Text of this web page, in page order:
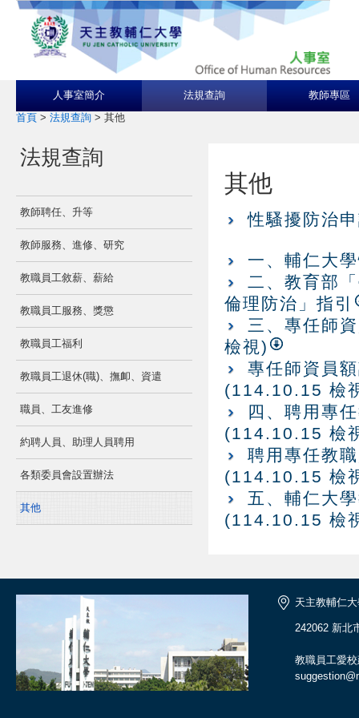
人事室簡介 法規查詢 教師專區
首頁 > 法規查詢 > 其他
法規查詢
教師聘任、升等
教師服務、進修、研究
教職員工敘薪、薪給
教職員工服務、獎懲
教職員工福利
教職員工退休(職)、撫卹、資遣
職員、工友進修
約聘人員、助理人員聘用
各類委員會設置辦法
其他
其他
性騷擾防治
一、輔仁大
二、教育部
倫理防治」指引
三、專任師
檢視)
專任師資員
(114.10.15 檢
四、聘用專
(114.10.15 檢
聘用專任教
(114.10.15 檢
五、輔仁大
(114.10.15 檢
天主教輔仁
242062 新北
教職員工愛